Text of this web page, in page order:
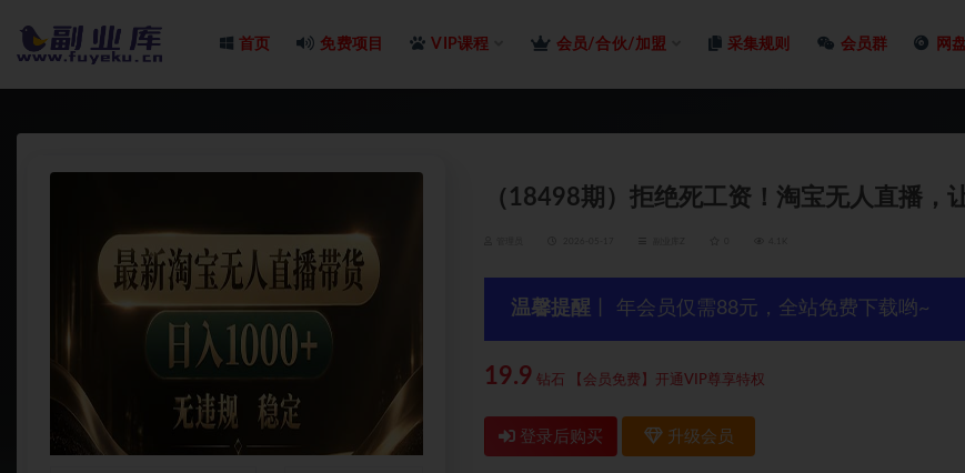
首页 免费项目 VIP课程 会员/合伙/加盟 采集规则 会员群 网
（18498期）拒绝死工资！淘宝无人直播，
温馨提醒 丨 年会员仅需88元，全站免费下载哟~
19.9 钻石 【会员免费】开通VIP尊享特权
登录后购买 升级会员